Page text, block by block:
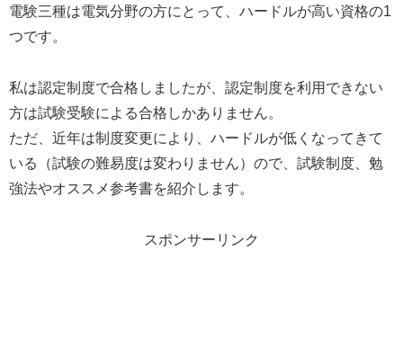
電験三種は電気分野の方にとって、ハードルが高い資格の1
つです。
私は認定制度で合格しましたが、認定制度を利用できない
方は試験受験による合格しかありません。
ただ、近年は制度変更により、ハードルが低くなってきて
いる（試験の難易度は変わりません）ので、試験制度、勉
強法やオススメ参考書を紹介します。
スポンサーリンク